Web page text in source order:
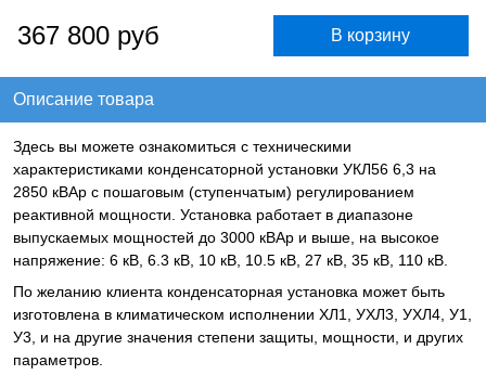
367 800 руб
Описание товара
Здесь вы можете ознакомиться с техническими
характеристиками конденсаторной установки УКЛ56 6,3 на
2850 кВАр с пошаговым (ступенчатым) регулированием
реактивной мощности. Установка работает в диапазоне
выпускаемых мощностей до 3000 кВАр и выше, на высокое
напряжение: 6 кВ, 6.3 кВ, 10 кВ, 10.5 кВ, 27 кВ, 35 кВ, 110 кВ.
По желанию клиента конденсаторная установка может быть
изготовлена в климатическом исполнении ХЛ1, УХЛ3, УХЛ4, У1,
У3, и на другие значения степени защиты, мощности, и других
параметров.